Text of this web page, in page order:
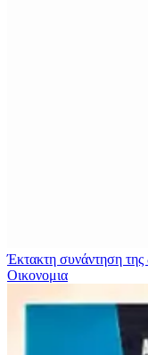
Έκτακτη συνάντηση
Οικονομια